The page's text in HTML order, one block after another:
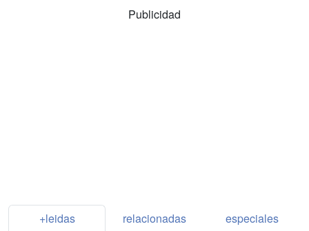
Publicidad
+leidas relacionadas
especiales